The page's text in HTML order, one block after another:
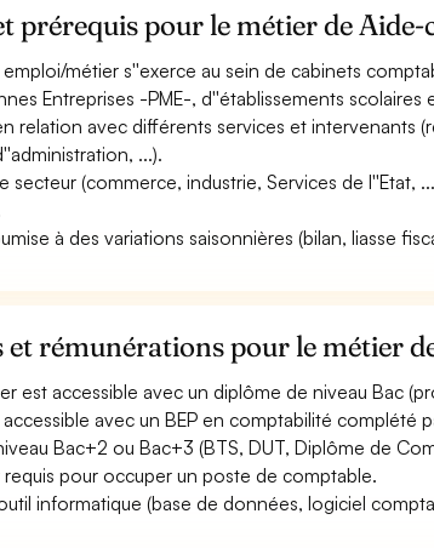
prérequis pour le métier de
métier s''exerce au sein de cabinets
Entreprises -PME-, d''établissements scolaires
relation avec différents services et intervenants
...).
secteur (commerce, industrie, Services de l''Etat,
à des variations saisonnières (bilan, liasse
rémunérations pour le métier
est accessible avec un diplôme de niveau Bac
avec un BEP en comptabilité complété
Bac+2 ou Bac+3 (BTS, DUT, Diplôme de
pour occuper un poste de comptable.
informatique (base de données, logiciel